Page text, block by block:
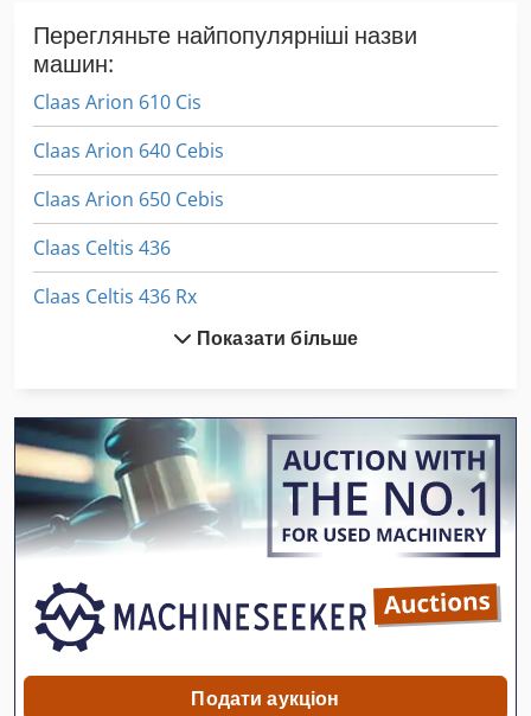
Перегляньте найпопулярніші назви
машин:
Claas Arion 610 Cis
Claas Arion 640 Cebis
Claas Arion 650 Cebis
Claas Celtis 436
Claas Celtis 436 Rx
Claas Celtis 446 Rx
Claas Corto 270 S
Claas Disco 2700
Claas Disco 290
Claas Disco 300
Claas Disco 3050 Fc
Claas Disco 3100
Показати більше
Подати аукціон